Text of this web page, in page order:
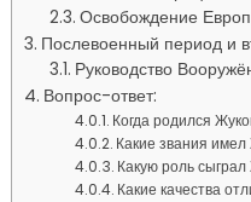
Освобождение
Послевоенный период и
Руководство
Вопрос-ответ:
Когда родился
Какие звания имел
Какую роль
Какие качества